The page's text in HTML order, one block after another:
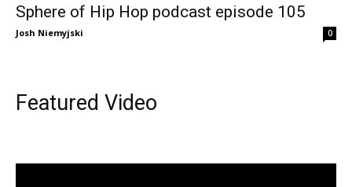
Sphere of Hip Hop podcast episode 105
Josh Niemyjski 0
Featured Video